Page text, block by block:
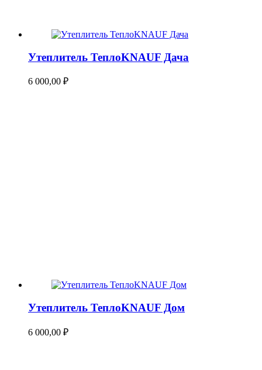
Утеплитель ТеплоKNAUF Дача
6 000,00 ₽
Утеплитель ТеплоKNAUF Дом
6 000,00 ₽